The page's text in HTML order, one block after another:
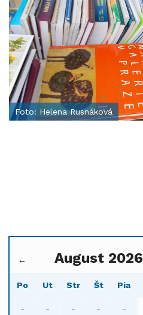
Foto: Helena Rusnáková
← August 2026
Po Ut Str Št Pia
- - - - -